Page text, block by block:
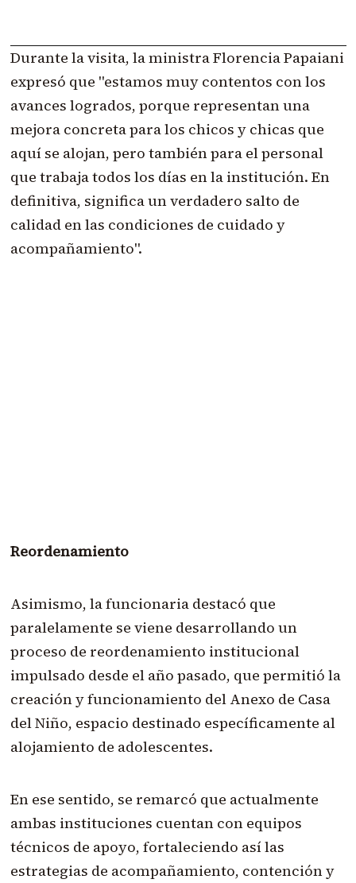
Durante la visita, la ministra Florencia Papaiani
expresó que "estamos muy contentos con los
avances logrados, porque representan una
mejora concreta para los chicos y chicas que
aquí se alojan, pero también para el personal
que trabaja todos los días en la institución. En
definitiva, significa un verdadero salto de
calidad en las condiciones de cuidado y
acompañamiento".
Reordenamiento
Asimismo, la funcionaria destacó que
paralelamente se viene desarrollando un
proceso de reordenamiento institucional
impulsado desde el año pasado, que permitió la
creación y funcionamiento del Anexo de Casa
del Niño, espacio destinado específicamente al
alojamiento de adolescentes.
En ese sentido, se remarcó que actualmente
ambas instituciones cuentan con equipos
técnicos de apoyo, fortaleciendo así las
estrategias de acompañamiento, contención y